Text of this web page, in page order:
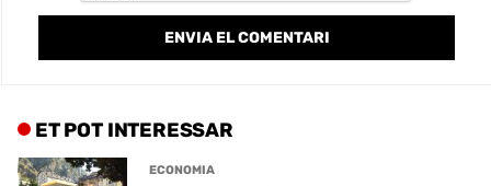
ET POT INTERESSAR
ECONOMIA